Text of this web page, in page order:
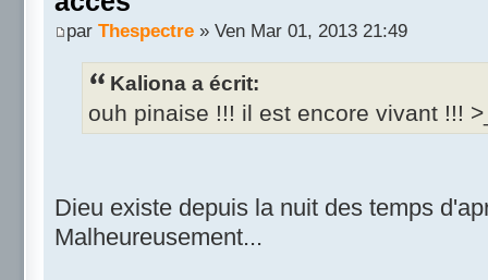
par Thespectre » Ven Mar 01, 2013 21:49
Kaliona a écrit:
ouh pinaise !!! il est encore vivant !!!
Dieu existe depuis la nuit des temps
Malheureusement...